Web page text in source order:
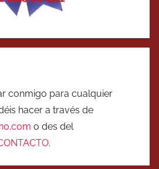
conmigo para cualquier
hacer a través de
o des del
.